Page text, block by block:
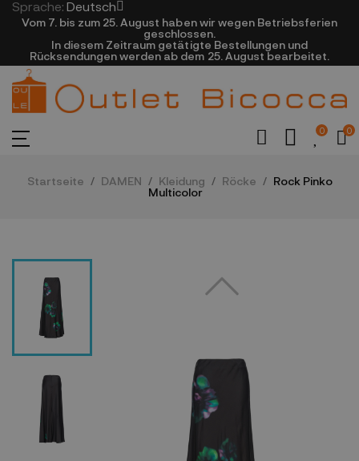
Sprache: Deutsch
Vom 7. bis zum 25. August haben wir wegen Betriebsferien
geschlossen.
In diesem Zeitraum getätigte Bestellungen und
Rücksendungen werden ab dem 25. August bearbeitet.
0 0
Startseite DAMEN Kleidung Röcke
Rock Pinko
Multicolor